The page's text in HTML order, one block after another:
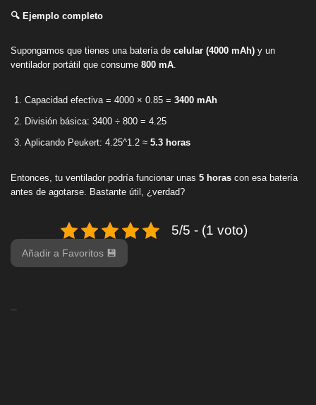
🔍 Ejemplo completo
Supongamos que tienes una batería de celular (4000 mAh) y un
ventilador portátil que consume 800 mA.
Capacidad efectiva = 4000 × 0.85 = 3400 mAh
División básica: 3400 ÷ 800 = 4.25
Aplicando Peukert: 4.25^1.2 ≈ 5.3 horas
Entonces, tu ventilador podría funcionar unas 5 horas con esa batería
antes de agotarse. Bastante útil, ¿verdad?
5/5 - (1 voto)
Añadir a Favoritos 💾